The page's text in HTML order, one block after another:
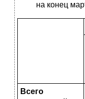
на конец
Всего